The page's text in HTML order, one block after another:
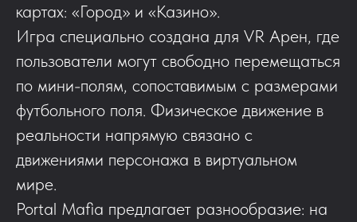
картах: «Город» и «Казино».
Игра специально создана для VR Арен, где
пользователи могут свободно перемещаться
по мини-полям, сопоставимым с размерами
футбольного поля. Физическое движение в
реальности напрямую связано с
движениями персонажа в виртуальном
мире.
Portal Mafia предлагает разнообразие: на